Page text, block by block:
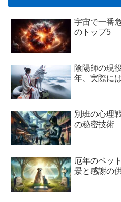
宇宙で一番
のトップ5
陰陽師の現
年、実際に
別班の心理
の秘密技術
厄年のペッ
景と感謝の